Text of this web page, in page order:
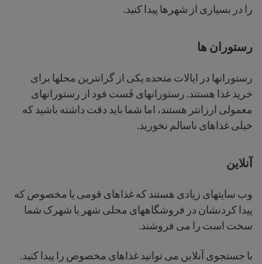
را در بسیاری از شهرها پیدا کنید.
رستوران ها
رستورانها در ایالات متحده یکی از گرانترین محلها برای
خرید غذا هستند. رستورانهای فَست فود از رستورانهای
معمولی ارزانتر هستند، اما شما باید دقت داشته باشید که
خیلی غذاهای ناسالم نخورید.
آنلاین
وب سایتهای زیادی هستند که غذاهای قومی یا مخصوص که
پیدا کردنشان در فروشگاههای محلی شهر یا شهرک شما
سخت است را می فروشند.
با جستجوی آنلاین می توانید غذاهای مخصوص را پیدا کنید.